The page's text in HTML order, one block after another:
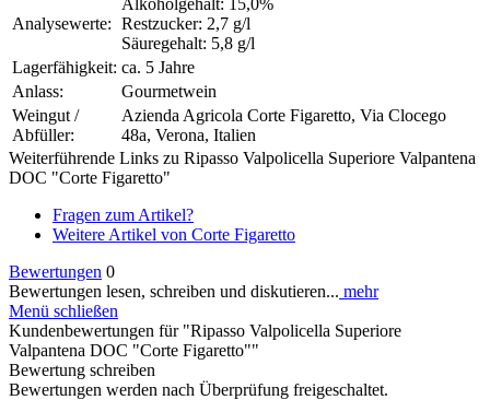
Analysewerte: Restzucker: 2,7 g/l
Säuregehalt: 5,8 g/l
Lagerfähigkeit: ca. 5 Jahre
Anlass:
Gourmetwein
Weingut /
Abfüller:
Azienda Agricola Corte Figaretto, Via Clocego
48a, Verona, Italien
Weiterführende Links zu Ripasso Valpolicella Superiore Valpantena
DOC "Corte Figaretto"
Fragen zum Artikel?
Weitere Artikel von Corte Figaretto
Bewertungen 0
Bewertungen lesen, schreiben und diskutieren... mehr
Menü schließen
Kundenbewertungen für "Ripasso Valpolicella Superiore
Valpantena DOC "Corte Figaretto""
Bewertung schreiben
Bewertungen werden nach Überprüfung freigeschaltet.